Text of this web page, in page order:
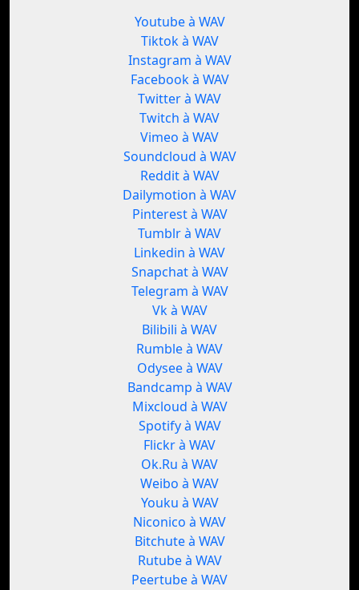
Youtube à WAV
Tiktok à WAV
Instagram à WAV
Facebook à WAV
Twitter à WAV
Twitch à WAV
Vimeo à WAV
Soundcloud à WAV
Reddit à WAV
Dailymotion à WAV
Pinterest à WAV
Tumblr à WAV
Linkedin à WAV
Snapchat à WAV
Telegram à WAV
Vk à WAV
Bilibili à WAV
Rumble à WAV
Odysee à WAV
Bandcamp à WAV
Mixcloud à WAV
Spotify à WAV
Flickr à WAV
Ok.Ru à WAV
Weibo à WAV
Youku à WAV
Niconico à WAV
Bitchute à WAV
Rutube à WAV
Peertube à WAV